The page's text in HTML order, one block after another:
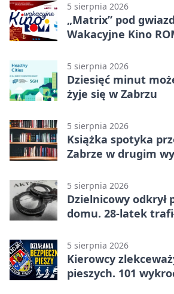
5 sierpnia 2026
„Matrix” pod
Wakacyjne Kino
5 sierpnia 2026
Dziesięć minut
żyje się w Zabrzu
5 sierpnia 2026
Książka spotyka
Zabrze w drugim
5 sierpnia 2026
Dzielnicowy odkrył
domu. 28-latek
5 sierpnia 2026
Kierowcy
pieszych. 101